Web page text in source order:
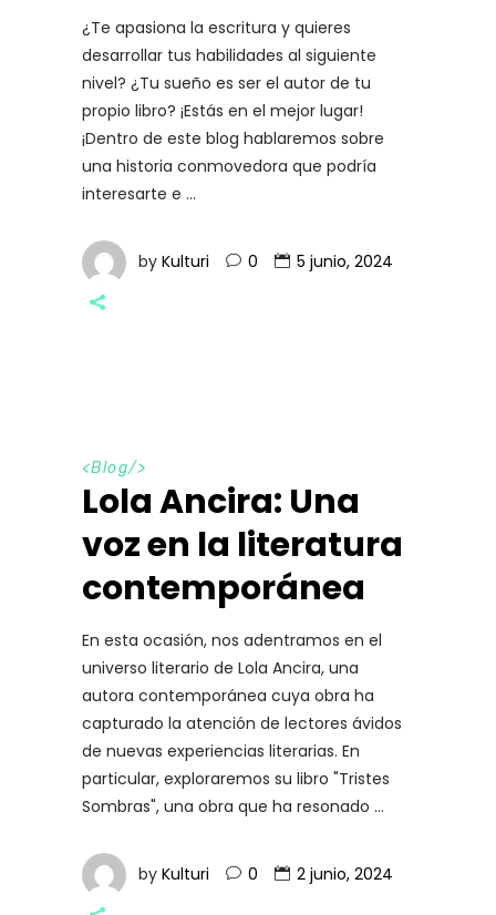
¿Te apasiona la escritura y quieres
desarrollar tus habilidades al siguiente
nivel? ¿Tu sueño es ser el autor de tu
propio libro? ¡Estás en el mejor lugar!
¡Dentro de este blog hablaremos sobre
una historia conmovedora que podría
interesarte e
by Kulturi 0 5 junio, 2024
<Blog/>
Lola Ancira: Una
voz en la literatura
contemporánea
En esta ocasión, nos adentramos en el
universo literario de Lola Ancira, una
autora contemporánea cuya obra ha
capturado la atención de lectores ávidos
de nuevas experiencias literarias. En
particular, exploraremos su libro "Tristes
Sombras", una obra que ha resonado
by Kulturi 0 2 junio, 2024